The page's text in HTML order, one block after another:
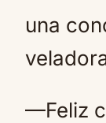
una
—Feliz